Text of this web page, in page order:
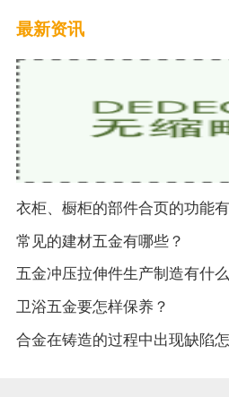
最新资讯
衣柜、橱柜的部件合页的功能
常见的建材五金有哪些？
五金冲压拉伸件生产制造有什
卫浴五金要怎样保养？
合金在铸造的过程中出现缺陷